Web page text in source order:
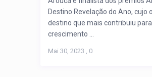
Destino Revelação do Ano, cujo
destino que mais contribuiu
crescimento ...
Mai 30, 2023 , 0